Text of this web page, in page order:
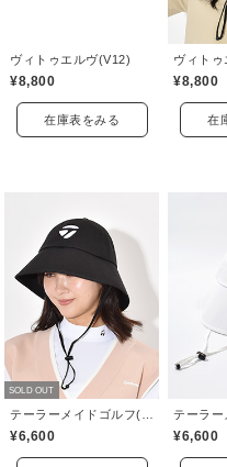
ヴィトゥエルヴ(V12)
¥8,800
在庫表をみる
ヴィト
¥8,800
在
SOLD OUT
¥6,600 ¥6,600